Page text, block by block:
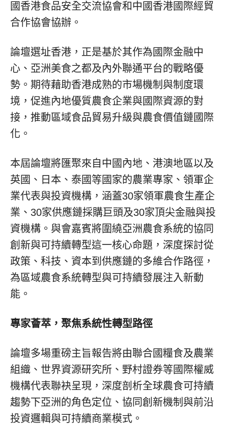
國香港食品安全交流協會和中國香港國際經貿
合作協會協辦。
論壇選址香港，正是基於其作為國際金融中
心、亞洲美食之都及內外聯通平台的戰略優
勢。期待藉助香港成熟的市場機制與制度環
境，促進內地優質農食企業與國際資源的對
接，推動區域食品貿易升級與農食價值鏈國際
化。
本屆論壇將匯聚來自中國內地、港澳地區以及
英國、日本、泰國等國家的農業專家、領軍企
業代表與投資機構，涵蓋30家領軍農食生產企
業、30家供應鏈採購巨頭及30家頂尖金融與投
資機構。與會嘉賓將圍繞亞洲農食系統的協同
創新與可持續轉型這一核心命題，深度探討從
政策、科技、資本到供應鏈的多維合作路徑，
為區域農食系統轉型與可持續發展注入新動
能。
專家薈萃，聚焦系統性轉型路徑
論壇多場重磅主旨報告將由聯合國糧食及農業
組織、世界資源研究所、野村證券等國際權威
機構代表聯袂呈現，深度剖析全球農食可持續
趨勢下亞洲的角色定位、協同創新機制與前沿
投資邏輯與可持續商業模式。